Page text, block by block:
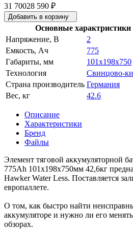
31 70028 590 ₽
Добавить в корзину
Основные характристики
Напряжение, В
2
Емкость, Ач
775
Габариты, мм
101x198x750
Технология
Свинцово-
Страна производитель Германия
Вес, кг
42.6
Описание
Характеристики
Бренд
Файлы
Элемент тяговой аккумуляторной
775Ah 101x198x750мм 42,6кг
Hawker Water Less. Поставляется
европаллете.
О том, как быстро найти
аккумуляторе и нужно ли его
обзорах.